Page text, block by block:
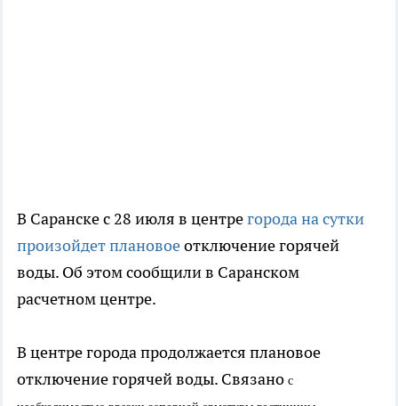
В Саранске с 28 июля в центрегорода на сутки
произойдет плановоеотключение горячей
воды. Об этом сообщили в Саранском
расчетном центре.
В центре города продолжается плановое
отключение горячей воды. Связано с